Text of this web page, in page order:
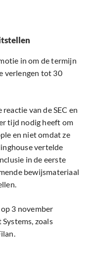
in om de termijn
verlengen tot 30
van de SEC en
tijd nodig heeft om
en niet omdat ze
vertelde
in de eerste
bewijsmateriaal
3 november
zoals